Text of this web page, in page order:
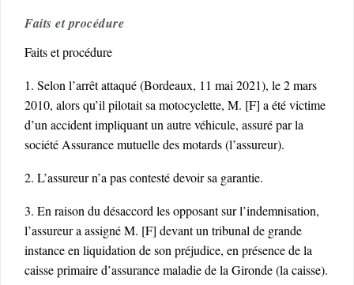
Faits et procédure
Faits et procédure
1. Selon l’arrêt attaqué (Bordeaux, 11 mai 2021), le 2 mars
2010, alors qu’il pilotait sa motocyclette, M. [F] a été victime
d’un accident impliquant un autre véhicule, assuré par la
société Assurance mutuelle des motards (l’assureur).
2. L’assureur n’a pas contesté devoir sa garantie.
3. En raison du désaccord les opposant sur l’indemnisation,
l’assureur a assigné M. [F] devant un tribunal de grande
instance en liquidation de son préjudice, en présence de la
caisse primaire d’assurance maladie de la Gironde (la caisse).